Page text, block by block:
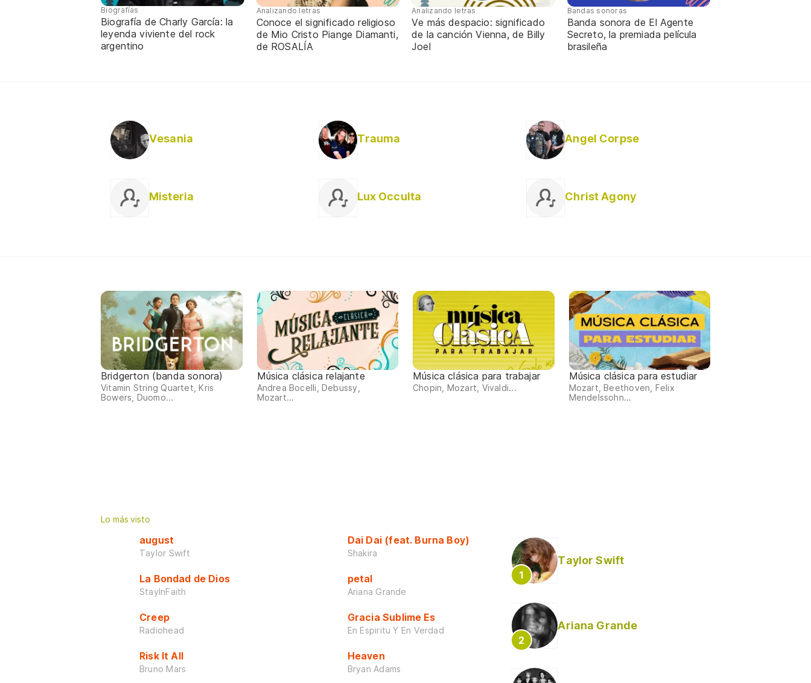
Biografías
Biografía de Charly García: la
leyenda viviente del rock
argentino
Analizando letras
Conoce el significado religioso
de Mio Cristo Piange Diamanti,
de ROSALÍA
Analizando letras
Ve más despacio: significado
de la canción Vienna, de Billy
Joel
Bandas sonoras
Banda sonora de El Agente
Secreto, la premiada película
brasileña
Vesania Trauma Angel Corpse
Misteria Lux Occulta Christ Agony
Bridgerton (banda sonora)
Vitamin String Quartet, Kris
Bowers, Duomo...
Música clásica relajante
Andrea Bocelli, Debussy,
Mozart...
Música clásica para trabajar
Chopin, Mozart, Vivaldi...
Música clásica para estudiar
Mozart, Beethoven, Felix
Mendelssohn...
Lo más visto
august
Taylor Swift
La Bondad de Dios
StayInFaith
Creep
Radiohead
Risk It All
Bruno Mars
Dai Dai (feat. Burna Boy)
Shakira
petal
Ariana Grande
Gracia Sublime Es
En Espiritu Y En Verdad
Heaven
Bryan Adams
Taylor Swift
Ariana Grande